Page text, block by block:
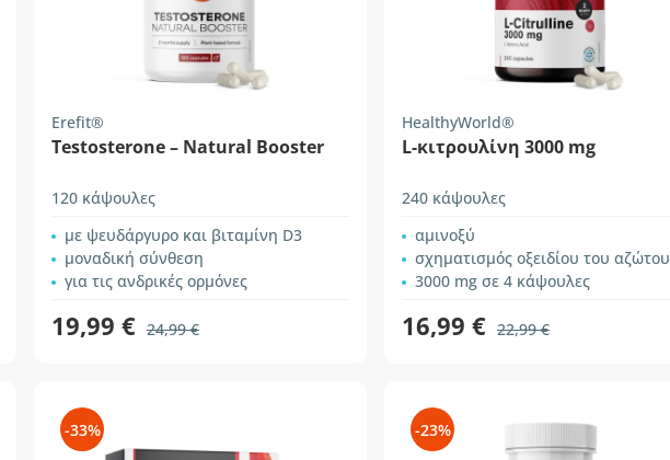
Erefit®
Testosterone – Natural Booster
120 κάψουλες
με ψευδάργυρο και βιταμίνη D3
μοναδική σύνθεση
για τις ανδρικές ορμόνες
19,99 € 24,99 €
HealthyWorld®
L-κιτρουλίνη 3000 mg
240 κάψουλες
αμινοξύ
σχηματισμός οξειδίου του αζώτου
3000 mg σε 4 κάψουλες
16,99 € 22,99 €
-33% -23%